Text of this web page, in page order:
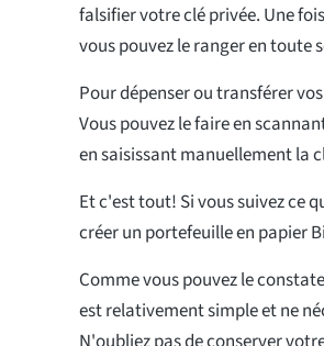
falsifier votre clé privée. Une
vous pouvez le ranger en toute
Pour dépenser ou transférer
Vous pouvez le faire en
en saisissant manuellement la
Et c'est tout! Si vous suivez ce
créer un portefeuille en papier
Comme vous pouvez le
est relativement simple et ne